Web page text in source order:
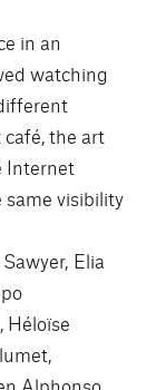
in an
watching
the art
Internet
visibility
Elia
Héloïse